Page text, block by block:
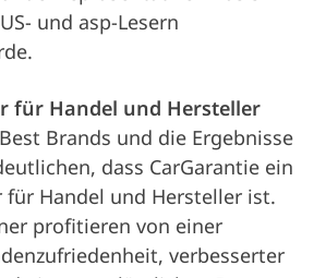
und asp-Lesern
für Handel und Hersteller
Brands und die Ergebnisse
dass CarGarantie ein
für Handel und Hersteller ist.
profitieren von einer
verbesserter